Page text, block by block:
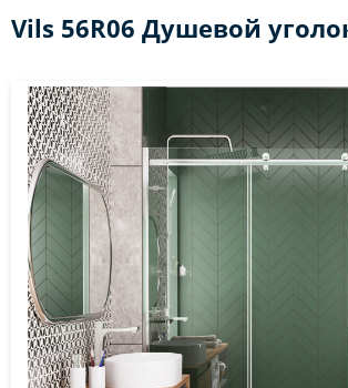
Vils 56R06 Душевой